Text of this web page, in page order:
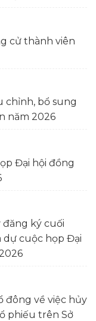
cử thành viên
chỉnh, bổ sung
năm 2026
Đại hội đồng
đăng ký cuối
cuộc họp Đại
đông về việc hủy
phiếu trên Sở